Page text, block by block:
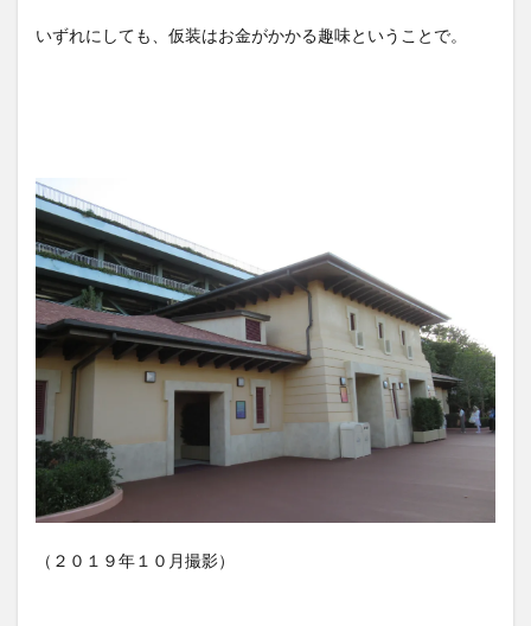
いずれにしても、仮装はお金がかかる趣味ということで。
（２０１９年１０月撮影）